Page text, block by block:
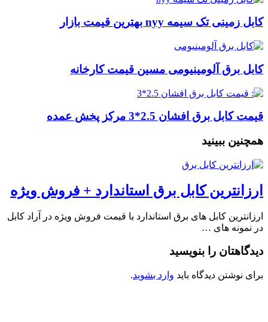
کابل زمینی تک سیمه nyy بهترین قیمت بازار
کابل برق آلومینیومی مسین قیمت کارخانه
قیمت کابل برق افشان 2.5*3 مرکز پخش عمده
همچنین ببینید
ارزانترین کابل برق استاندارد + فروش ویژه
ارزانترین کابل های برق استاندارد با قیمت فروش ویژه در آراد کابل
در نمونه های …
دیدگاهتان را بنویسید
برای نوشتن دیدگاه باید وارد بشوید.